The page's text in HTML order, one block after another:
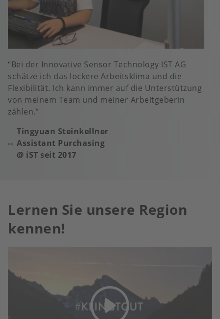
Bei der Innovative Sensor Technology IST AG
schätze ich das lockere Arbeitsklima und die
Flexibilität. Ich kann immer auf die Unterstützung
von meinem Team und meiner Arbeitgeberin
zählen.
Tingyuan Steinkellner
Assistant Purchasing
@ iST seit 2017
Lernen Sie unsere Region
kennen!